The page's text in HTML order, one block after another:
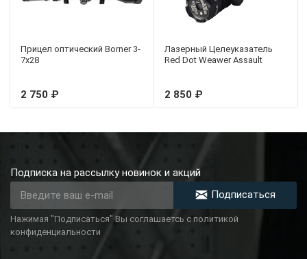
Прицел оптический Borner 3-
7х28
2 750 ₽
Лазерный Целеуказатель
Red Dot Weawer Assault
2 850 ₽
Подписка на рассылку новинок и акций
Подписаться
Нажимая "Подписаться" Вы соглашаетсь с политикой
конфиденциальности